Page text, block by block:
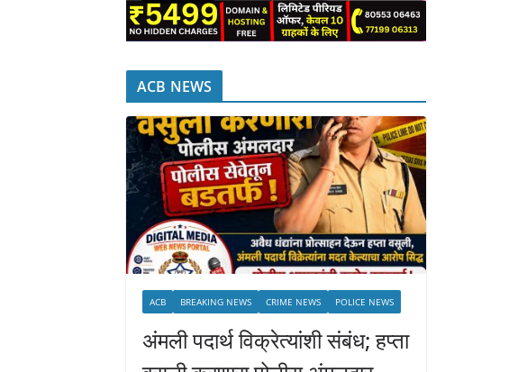
ACB NEWS
ACB BREAKING NEWS CRIME NEWS POLICE NEWS
अंमली पदार्थ विक्रेत्यांशी संबंध; हप्ता